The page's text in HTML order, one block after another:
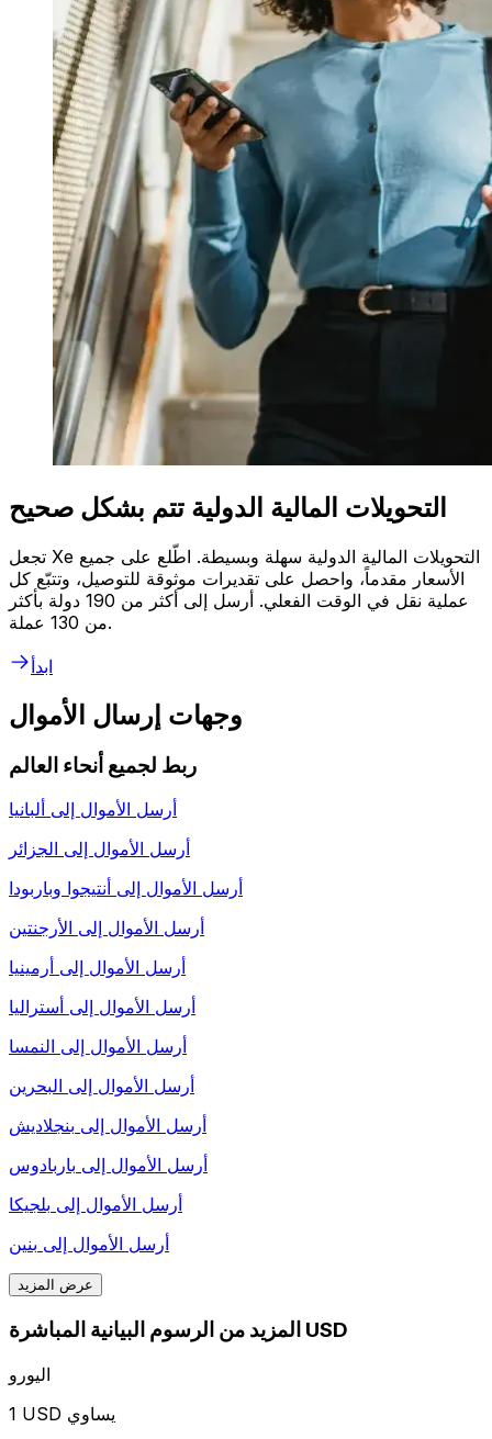
التحويلات المالية الدولية تتم بشكل صحيح
تجعل Xe التحويلات المالية الدولية سهلة وبسيطة. اطّلع على جميع
الأسعار مقدماً، واحصل على تقديرات موثوقة للتوصيل، وتتبّع كل
عملية نقل في الوقت الفعلي. أرسل إلى أكثر من 190 دولة بأكثر
من 130 عملة.
ابدأ
وجهات إرسال الأموال
ربط لجميع أنحاء العالم
أرسل الأموال إلى ألبانيا
أرسل الأموال إلى الجزائر
أرسل الأموال إلى أنتيجوا وباربودا
أرسل الأموال إلى الأرجنتين
أرسل الأموال إلى أرمينيا
أرسل الأموال إلى أستراليا
أرسل الأموال إلى النمسا
أرسل الأموال إلى البحرين
أرسل الأموال إلى بنجلاديش
أرسل الأموال إلى باربادوس
أرسل الأموال إلى بلجيكا
أرسل الأموال إلى بنين
عرض المزيد
المزيد من الرسوم البيانية المباشرة USD
اليورو
1 USD يساوي